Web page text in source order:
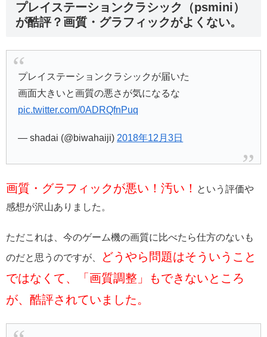
プレイステーションクラシック（psmini）
が酷評？画質・グラフィックがよくない。
プレイステーションクラシックが届いた
画面大きいと画質の悪さが気になるな
pic.twitter.com/0ADRQfnPuq
— shadai (@biwahaiji) 2018年12月3日
画質・グラフィックが悪い！汚い！
という評価や
感想が沢山ありました。
ただこれは、今のゲーム機の画質に比べたら仕方のないも
のだと思うのですが、
どうやら問題はそういうこと
ではなくて、「画質調整」もできないところ
が、酷評されていました。